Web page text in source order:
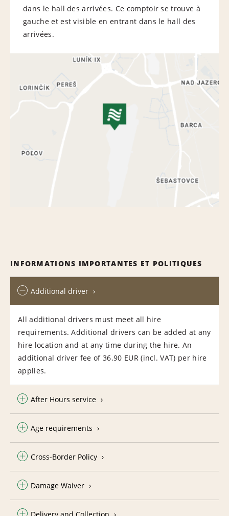
dans le hall des arrivées. Ce comptoir se trouve à
gauche et est visible en entrant dans le hall des
arrivées.
INFORMATIONS IMPORTANTES ET POLITIQUES
Additional driver
All additional drivers must meet all hire
requirements. Additional drivers can be added at any
hire location and at any time during the hire. An
additional driver fee of 36.90 EUR (incl. VAT) per hire
applies.
After Hours service
Age requirements
Cross-Border Policy
Damage Waiver
Delivery and Collection